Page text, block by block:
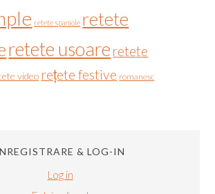
retete spaniole retete
retete usoare retete
video rețete festive romanesc
& LOG-IN
Log in